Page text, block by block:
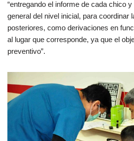
“entregando el informe de cada chico
general del nivel inicial, para coordinar
posteriores, como derivaciones en
al lugar que corresponde, ya que el
preventivo”.